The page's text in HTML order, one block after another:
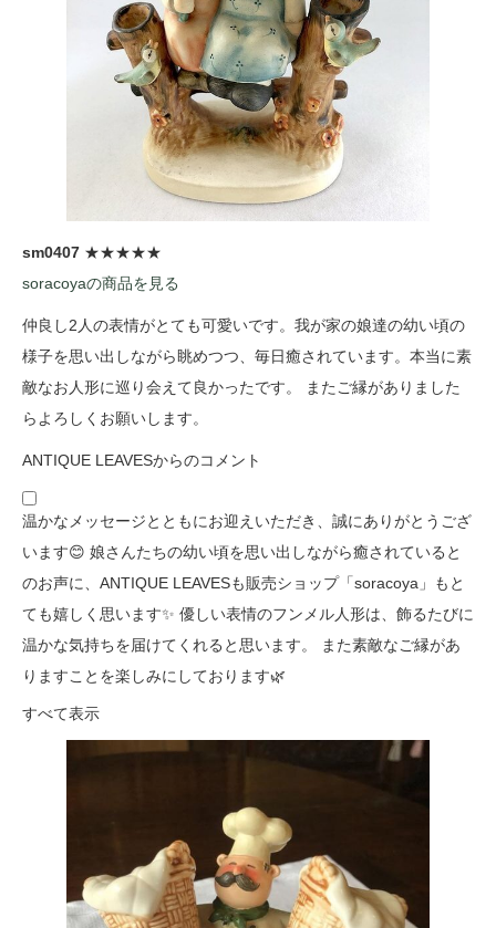
sm0407 ★★★★★
soracoyaの商品を見る
仲良し2人の表情がとても可愛いです。我が家の娘達の幼い頃の
様子を思い出しながら眺めつつ、毎日癒されています。本当に素
敵なお人形に巡り会えて良かったです。 またご縁がありました
らよろしくお願いします。
ANTIQUE LEAVESからのコメント
温かなメッセージとともにお迎えいただき、誠にありがとうござ
います😊 娘さんたちの幼い頃を思い出しながら癒されていると
のお声に、ANTIQUE LEAVESも販売ショップ「soracoya」もと
ても嬉しく思います✨ 優しい表情のフンメル人形は、飾るたびに
温かな気持ちを届けてくれると思います。 また素敵なご縁があ
りますことを楽しみにしております🌿
すべて表示